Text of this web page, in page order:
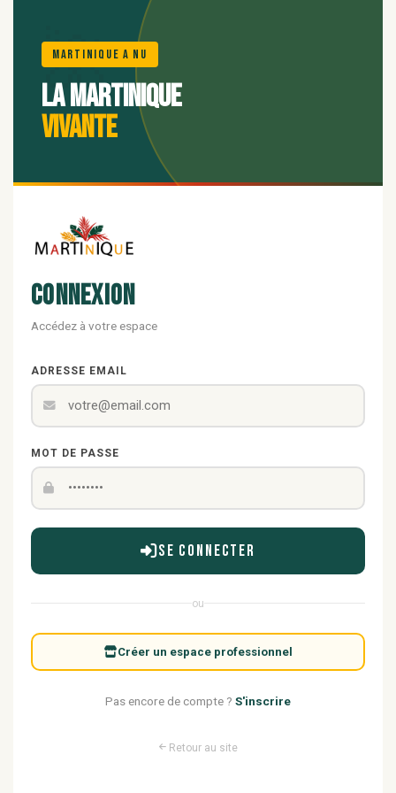
🌺
Martinique A Nu
La Martinique
vivante
Connexion
Accédez à votre espace
ADRESSE EMAIL
MOT DE PASSE
Se connecter
ou
Créer un espace professionnel
Pas encore de compte ? S'inscrire
Retour au site